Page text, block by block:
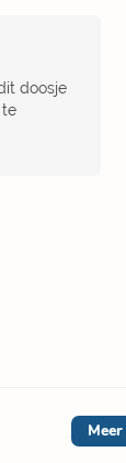
doosje
te
Meer